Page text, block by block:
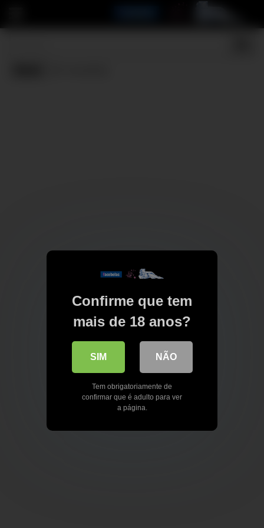
Confirme que tem
mais de 18 anos?
SIM NÃO
Tem obrigatoriamente de
confirmar que é adulto para ver
a página.